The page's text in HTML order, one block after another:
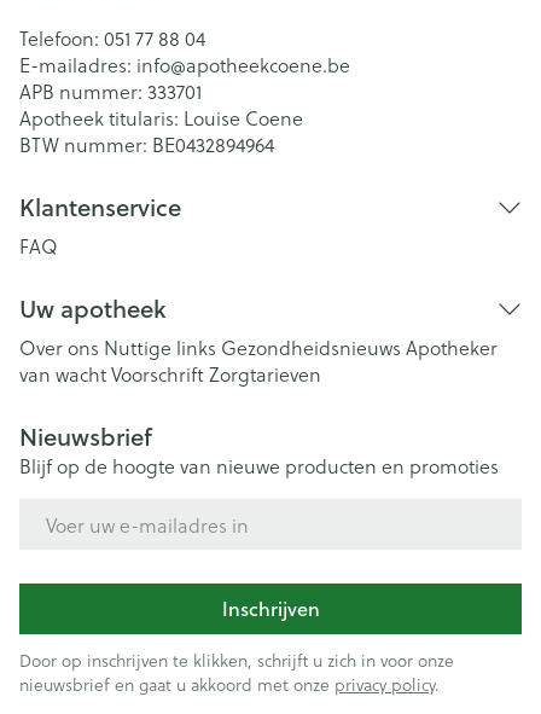
Telefoon: 051 77 88 04
E-mailadres: info@apotheekcoene.be
APB nummer: 333701
Apotheek titularis: Louise Coene
BTW nummer: BE0432894964
Klantenservice
FAQ
Uw apotheek
Over ons Nuttige links Gezondheidsnieuws Apotheker
van wachtVoorschriftZorgtarieven
Nieuwsbrief
Blijf op de hoogte van nieuwe producten en promoties
Inschrijven
Door op inschrijven te klikken, schrijft u zich in voor onze
nieuwsbrief en gaat u akkoord met onze privacy policy.